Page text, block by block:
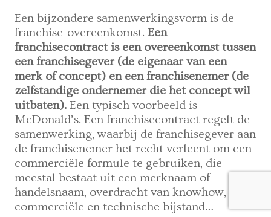
Een bijzondere samenwerkingsvorm is de
franchise-overeenkomst.Een
franchisecontract is een overeenkomst tussen
een franchisegever (de eigenaar van een
merk of concept) en een franchisenemer (de
zelfstandige ondernemer die het concept wil
uitbaten). Een typisch voorbeeld is
McDonald’s. Een franchisecontract regelt de
samenwerking, waarbij de franchisegever aan
de franchisenemer het recht verleent om een
commerciële formule te gebruiken, die
meestal bestaat uit een merknaam of
handelsnaam, overdracht van knowhow,
commerciële en technische bijstand…